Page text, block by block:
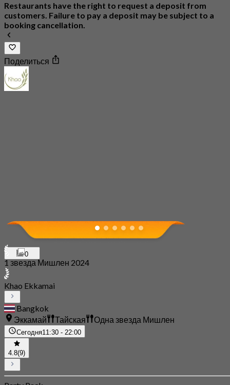
Restaurants have the right to request a deposit from
customers. Failure to pay a deposit may be subject to a
booking cancellation.
Поделиться
0
1 звезда Мишлен 2024
Khao Ekkamai
Bangkok
Эккамай
Тайская Одна звезда Мишлен
Сегодня11:30 - 22:00
4.8(9)